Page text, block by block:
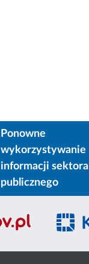
Ponowne
wykorzystywanie
informacji sektora
publicznego